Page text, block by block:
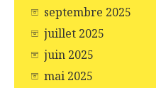
septembre 2025
juillet 2025
juin 2025
mai 2025